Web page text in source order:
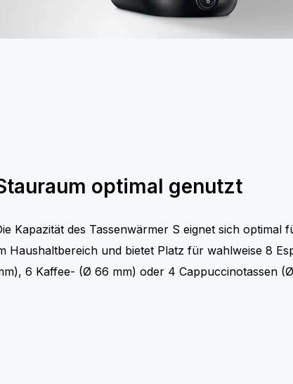
optimal genutzt
Kapazität des Tassenwärmer S eignet sich optimal
Haushaltbereich und bietet Platz für wahlweise 8
6 Kaffee- (Ø 66 mm) oder 4 Cappuccinotassen